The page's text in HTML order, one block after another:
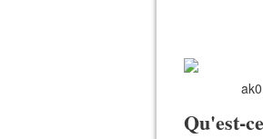
Qu'est-